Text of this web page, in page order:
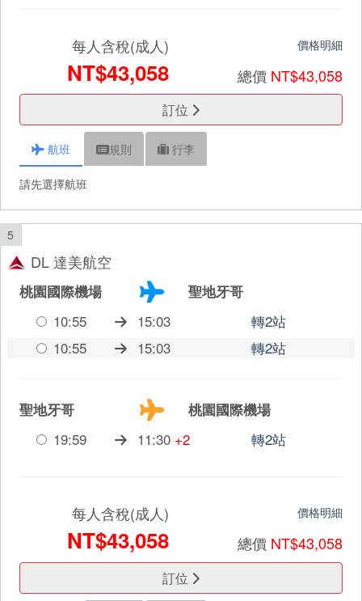
每人含稅(成人)
NT$43,058
價格明細
總價 NT$43,058
訂位
航班 規則 行李
請先選擇航班
5
DL 達美航空
桃園國際機場
聖地牙哥
10:55
15:03
轉2站
10:55
15:03 轉2站
聖地牙哥
桃園國際機場
19:59
11:30 +2 轉2站
每人含稅(成人)
NT$43,058
價格明細
總價 NT$43,058
訂位